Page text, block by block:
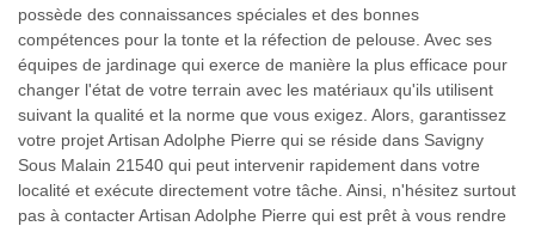
possède des connaissances spéciales et des bonnes
compétences pour la tonte et la réfection de pelouse. Avec ses
équipes de jardinage qui exerce de manière la plus efficace pour
changer l'état de votre terrain avec les matériaux qu'ils utilisent
suivant la qualité et la norme que vous exigez. Alors, garantissez
votre projet Artisan Adolphe Pierre qui se réside dans Savigny
Sous Malain 21540 qui peut intervenir rapidement dans votre
localité et exécute directement votre tâche. Ainsi, n'hésitez surtout
pas à contacter Artisan Adolphe Pierre qui est prêt à vous rendre